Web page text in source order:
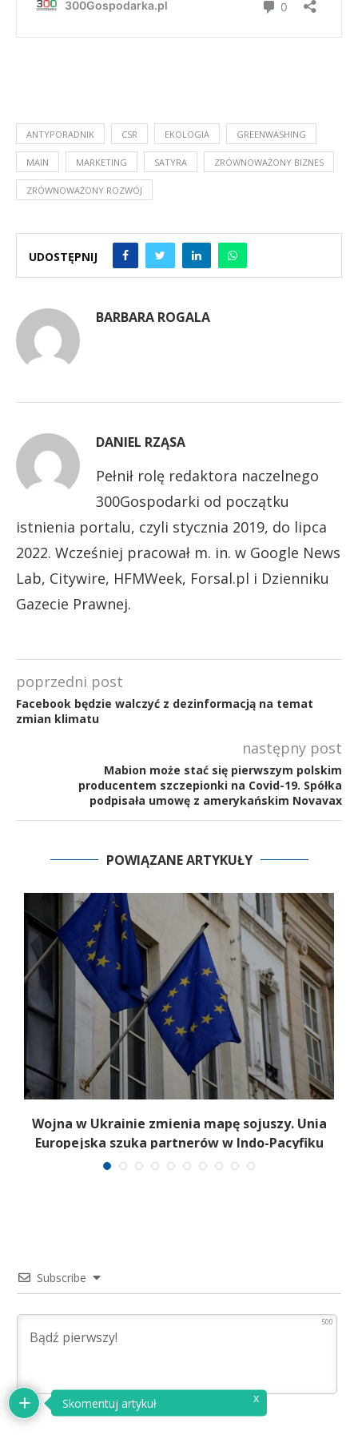
ANTYPORADNIK CSR EKOLOGIA GREENWASHING
MAIN MARKETING SATYRA ZRÓWNOWAŻONY BIZNES
ZRÓWNOWAŻONY ROZWÓJ
UDOSTĘPNIJ
BARBARA ROGALA
DANIEL RZĄSA
Pełnił rolę redaktora naczelnego
300Gospodarki od początku
istnienia portalu, czyli stycznia 2019, do lipca
2022. Wcześniej pracował m. in. w Google News
Lab, Citywire, HFMWeek, Forsal.pl i Dzienniku
Gazecie Prawnej.
poprzedni post
Facebook będzie walczyć z dezinformacją na temat
zmian klimatu
następny post
Mabion może stać się pierwszym polskim
producentem szczepionki na Covid-19. Spółka
podpisała umowę z amerykańskim Novavax
POWIĄZANE ARTYKUŁY
Wojna w Ukrainie zmienia mapę sojuszy. Unia
Europejska szuka partnerów w Indo-Pacyfiku
Subscribe
500
Skomentuj artykuł x